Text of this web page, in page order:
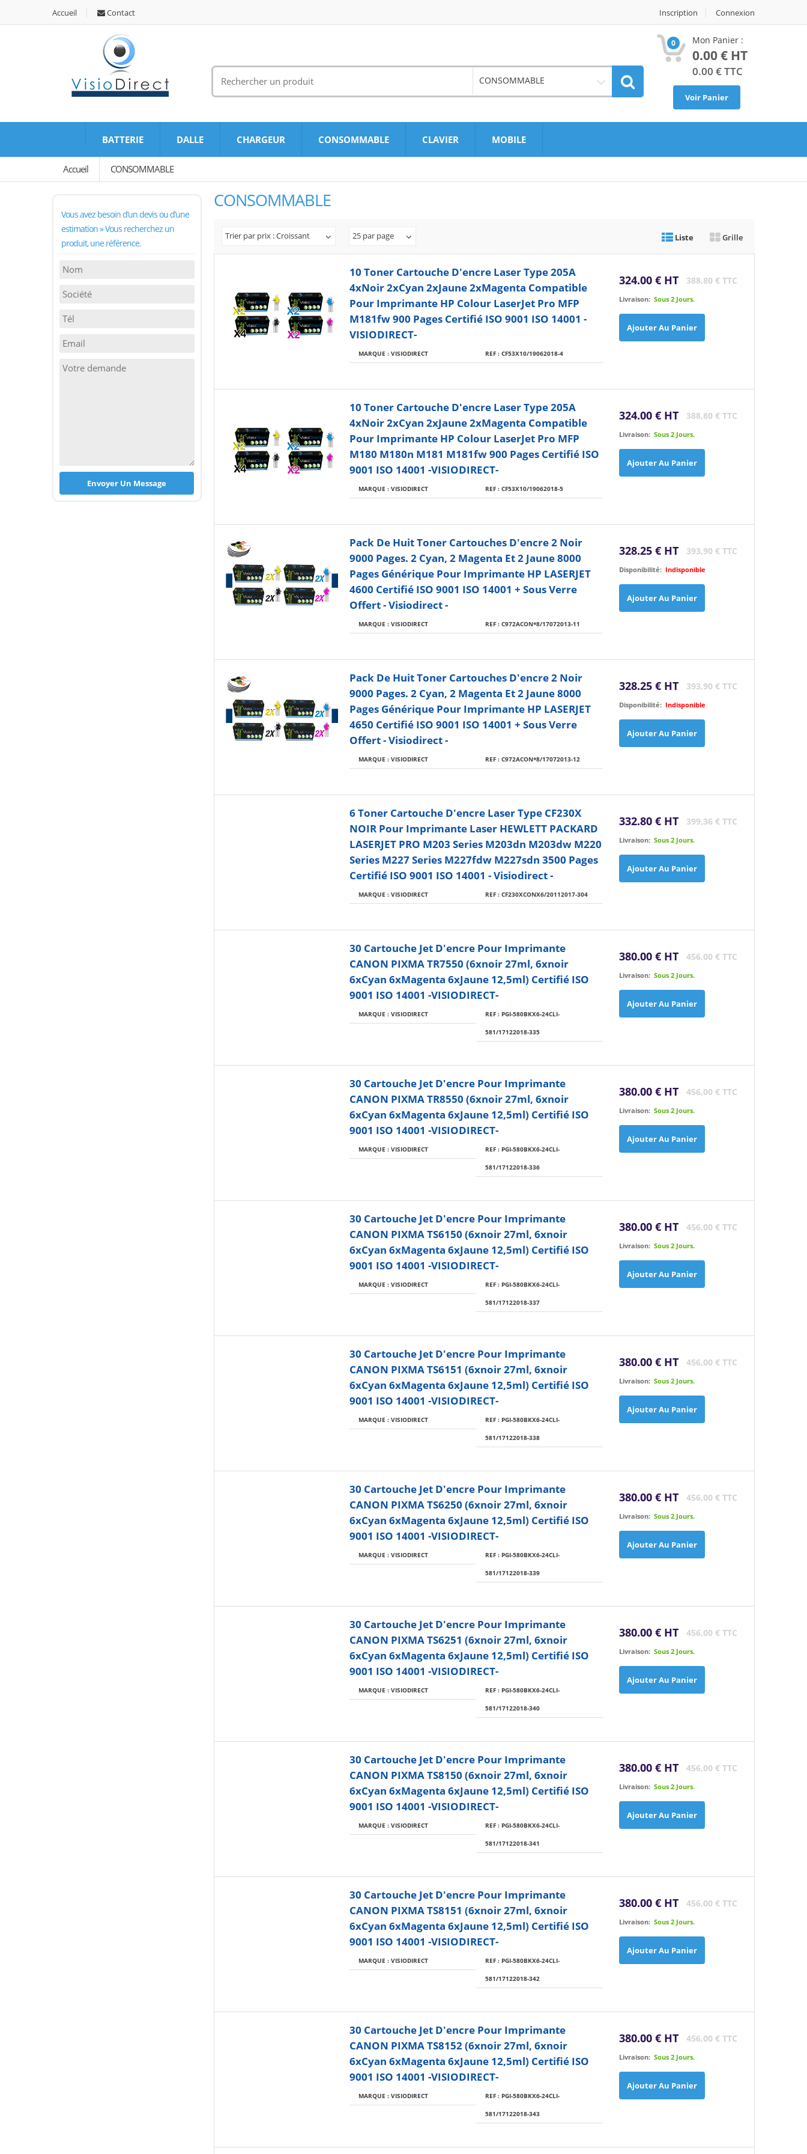
Accueil Contact Inscription Connexion
CONSOMMABLE
0 Mon Panier :
0.00€ HT
0.00 € TTC
Voir Panier
BATTERIE DALLE CHARGEUR CONSOMMABLE CLAVIER MOBILE
Accueil CONSOMMABLE
Vous avez besoin d’un devis ou d’une
estimation » Vous recherchez un
produit, une référence.
CONSOMMABLE
Trier par prix : Croissant 25 par page Liste Grille
10 Toner Cartouche D'encre Laser Type 205A
4xNoir 2xCyan 2xJaune 2xMagenta Compatible
Pour Imprimante HP Colour LaserJet Pro MFP
M181fw 900 Pages Certifié ISO 9001 ISO 14001 -
VISIODIRECT-
MARQUE : VISIODIRECT REF : CF53X10/19062018-4
324.00 € HT 388,80 € TTC
Livraison: Sous 2 Jours.
Ajouter Au Panier
10 Toner Cartouche D'encre Laser Type 205A
4xNoir 2xCyan 2xJaune 2xMagenta Compatible
Pour Imprimante HP Colour LaserJet Pro MFP
M180 M180n M181 M181fw 900 Pages Certifié ISO
9001 ISO 14001 -VISIODIRECT-
MARQUE : VISIODIRECT REF : CF53X10/19062018-5
324.00 € HT 388,80 € TTC
Livraison: Sous 2 Jours.
Ajouter Au Panier
Pack De Huit Toner Cartouches D'encre 2 Noir
9000 Pages. 2 Cyan, 2 Magenta Et 2 Jaune 8000
Pages Générique Pour Imprimante HP LASERJET
4600 Certifié ISO 9001 ISO 14001 + Sous Verre
Offert - Visiodirect -
MARQUE : VISIODIRECT REF : C972ACON*8/17072013-11
328.25 € HT 393,90 € TTC
Disponibilité: Indisponible
Ajouter Au Panier
Pack De Huit Toner Cartouches D'encre 2 Noir
9000 Pages. 2 Cyan, 2 Magenta Et 2 Jaune 8000
Pages Générique Pour Imprimante HP LASERJET
4650 Certifié ISO 9001 ISO 14001 + Sous Verre
Offert - Visiodirect -
MARQUE : VISIODIRECT REF : C972ACON*8/17072013-12
328.25 € HT 393,90 € TTC
Disponibilité: Indisponible
Ajouter Au Panier
6 Toner Cartouche D'encre Laser Type CF230X
NOIR Pour Imprimante Laser HEWLETT PACKARD
LASERJET PRO M203 Series M203dn M203dw M220
Series M227 Series M227fdw M227sdn 3500 Pages
Certifié ISO 9001 ISO 14001 - Visiodirect -
MARQUE : VISIODIRECT REF : CF230XCONX6/20112017-304
332.80 € HT 399,36 € TTC
Livraison: Sous 2 Jours.
Ajouter Au Panier
30 Cartouche Jet D'encre Pour Imprimante
CANON PIXMA TR7550 (6xnoir 27ml, 6xnoir
6xCyan 6xMagenta 6xJaune 12,5ml) Certifié ISO
9001 ISO 14001 -VISIODIRECT-
MARQUE : VISIODIRECT REF : PGI-580BKX6-24CLI-
581/17122018-335
380.00 € HT 456,00 € TTC
Livraison: Sous 2 Jours.
Ajouter Au Panier
30 Cartouche Jet D'encre Pour Imprimante
CANON PIXMA TR8550 (6xnoir 27ml, 6xnoir
6xCyan 6xMagenta 6xJaune 12,5ml) Certifié ISO
9001 ISO 14001 -VISIODIRECT-
MARQUE : VISIODIRECT REF : PGI-580BKX6-24CLI-
581/17122018-336
380.00 € HT 456,00 € TTC
Livraison: Sous 2 Jours.
Ajouter Au Panier
30 Cartouche Jet D'encre Pour Imprimante
CANON PIXMA TS6150 (6xnoir 27ml, 6xnoir
6xCyan 6xMagenta 6xJaune 12,5ml) Certifié ISO
9001 ISO 14001 -VISIODIRECT-
MARQUE : VISIODIRECT REF : PGI-580BKX6-24CLI-
581/17122018-337
380.00 € HT 456,00 € TTC
Livraison: Sous 2 Jours.
Ajouter Au Panier
30 Cartouche Jet D'encre Pour Imprimante
CANON PIXMA TS6151 (6xnoir 27ml, 6xnoir
6xCyan 6xMagenta 6xJaune 12,5ml) Certifié ISO
9001 ISO 14001 -VISIODIRECT-
MARQUE : VISIODIRECT REF : PGI-580BKX6-24CLI-
581/17122018-338
380.00 € HT 456,00 € TTC
Livraison: Sous 2 Jours.
Ajouter Au Panier
30 Cartouche Jet D'encre Pour Imprimante
CANON PIXMA TS6250 (6xnoir 27ml, 6xnoir
6xCyan 6xMagenta 6xJaune 12,5ml) Certifié ISO
9001 ISO 14001 -VISIODIRECT-
MARQUE : VISIODIRECT REF : PGI-580BKX6-24CLI-
581/17122018-339
380.00 € HT 456,00 € TTC
Livraison: Sous 2 Jours.
Ajouter Au Panier
30 Cartouche Jet D'encre Pour Imprimante
CANON PIXMA TS6251 (6xnoir 27ml, 6xnoir
6xCyan 6xMagenta 6xJaune 12,5ml) Certifié ISO
9001 ISO 14001 -VISIODIRECT-
MARQUE : VISIODIRECT REF : PGI-580BKX6-24CLI-
581/17122018-340
380.00 € HT 456,00 € TTC
Livraison: Sous 2 Jours.
Ajouter Au Panier
30 Cartouche Jet D'encre Pour Imprimante
CANON PIXMA TS8150 (6xnoir 27ml, 6xnoir
6xCyan 6xMagenta 6xJaune 12,5ml) Certifié ISO
9001 ISO 14001 -VISIODIRECT-
MARQUE : VISIODIRECT REF : PGI-580BKX6-24CLI-
581/17122018-341
380.00 € HT 456,00 € TTC
Livraison: Sous 2 Jours.
Ajouter Au Panier
30 Cartouche Jet D'encre Pour Imprimante
CANON PIXMA TS8151 (6xnoir 27ml, 6xnoir
6xCyan 6xMagenta 6xJaune 12,5ml) Certifié ISO
9001 ISO 14001 -VISIODIRECT-
MARQUE : VISIODIRECT REF : PGI-580BKX6-24CLI-
581/17122018-342
380.00 € HT 456,00 € TTC
Livraison: Sous 2 Jours.
Ajouter Au Panier
30 Cartouche Jet D'encre Pour Imprimante
CANON PIXMA TS8152 (6xnoir 27ml, 6xnoir
6xCyan 6xMagenta 6xJaune 12,5ml) Certifié ISO
9001 ISO 14001 -VISIODIRECT-
MARQUE : VISIODIRECT REF : PGI-580BKX6-24CLI-
581/17122018-343
380.00 € HT 456,00 € TTC
Livraison: Sous 2 Jours.
Ajouter Au Panier